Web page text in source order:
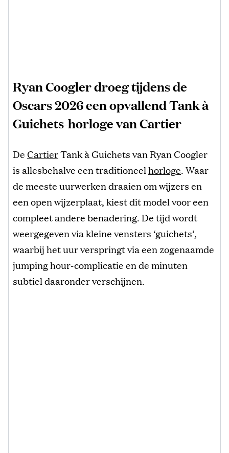
Ryan Coogler droeg tijdens de
Oscars 2026 een opvallend Tank à
Guichets-horloge van Cartier
DeCartierTank à Guichets van Ryan Coogler
is allesbehalve een traditioneelhorloge. Waar
de meeste uurwerken draaien om wijzers en
een open wijzerplaat, kiest dit model voor een
compleet andere benadering. De tijd wordt
weergegeven via kleine vensters ‘guichets’,
waarbij het uur verspringt via een zogenaamde
jumping hour-complicatie en de minuten
subtiel daaronder verschijnen.